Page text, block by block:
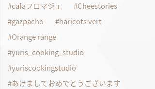
cafaフロマジェ
Cheestories
gazpacho
haricots vert
Orange range
yuris_cooking_studio
yuriscookingstudio
あけましておめでとうございます